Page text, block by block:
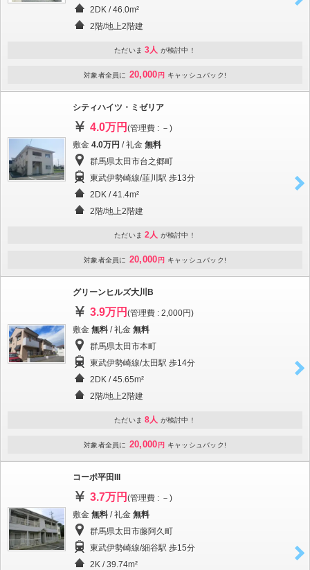
2DK / 46.0m²
2階/地上2階建
ただいま 3人 が検討中！
対象者全員に 20,000 円 キャッシュバック!
シティハイツ・ミゼリア
4.0万円 (管理費 : －)
敷金 4.0万円 / 礼金 無料
群馬県太田市台之郷町
東武伊勢崎線/韮川駅 歩13分
2DK / 41.4m²
2階/地上2階建
ただいま 2人 が検討中！
対象者全員に 20,000 円 キャッシュバック!
グリーンヒルズ大川B
3.9万円 (管理費 : 2,000円)
敷金 無料 / 礼金 無料
群馬県太田市本町
東武伊勢崎線/太田駅 歩14分
2DK / 45.65m²
2階/地上2階建
ただいま 8人 が検討中！
対象者全員に 20,000 円 キャッシュバック!
コーポ平田III
3.7万円 (管理費 : －)
敷金 無料 / 礼金 無料
群馬県太田市藤阿久町
東武伊勢崎線/細谷駅 歩15分
2K / 39.74m²